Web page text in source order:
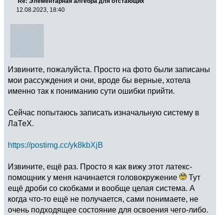
12.08.2023, 18:40
Извините, пожалуйста. Просто на фото были записаны
мои рассуждения и они, вроде бы верные, хотела
именно так к пониманию сути ошибки прийти.
Сейчас попытаюсь записать изначальную систему в
ЛаТеХ.
https://postimg.cc/yk8kbXjB
Извините, ещё раз. Просто я как вижу этот латекс-
помощник у меня начинается головокружение
Тут
ещё дроби со скобками и вообще целая система. А
когда что-то ещё не получается, сами понимаете, не
очень подходящее состояние для освоения чего-либо.